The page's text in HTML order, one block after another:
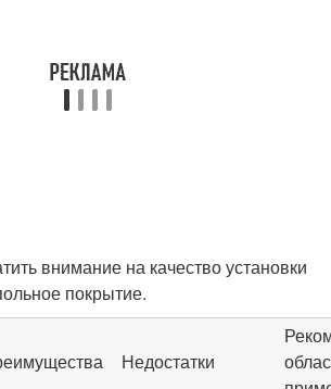
внимание на качество установки
покрытие.
Недостатки